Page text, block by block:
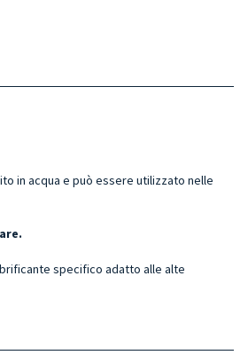
in acqua e può essere utilizzato nelle
specifico adatto alle alte